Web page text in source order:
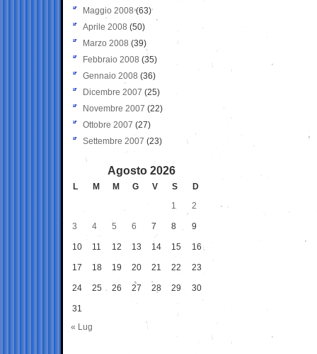
Maggio 2008(63)
Aprile 2008 (50)
Marzo 2008 (39)
Febbraio 2008 (35)
Gennaio 2008 (36)
Dicembre 2007 (25)
Novembre 2007 (22)
Ottobre 2007 (27)
Settembre 2007 (23)
Agosto 2026
L M M G V S
D
1
2
3 4 5 6 7 8 9
10 11 12 13 14 15 16
17 18 19 20 21 22 23
24 25 26 27 28 29 30
31
« Lug